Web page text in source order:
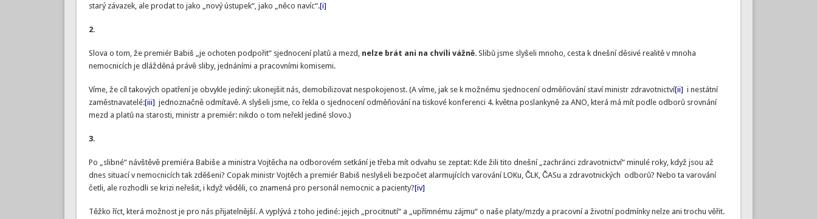
starý závazek, ale prodat to jako „nový ústupek“, jako „něco navíc“.[i]
2.
Slova o tom, že premiér Babiš „je ochoten podpořit“ sjednocení platů a mezd, nelze brát ani na chvíli vážně. Slibů jsme slyšeli mnoho, cesta k dnešní děsivé realitě v mnoha
nemocnicích je dlážděná právě sliby, jednáními a pracovními komisemi.
Víme, že cíl takových opatření je obvykle jediný: ukonejšit nás, demobilizovat nespokojenost. (A víme, jak se k možnému sjednocení odměňování staví ministr zdravotnictví[ii] i nestátní
zaměstnavatelé:[iii] jednoznačně odmítavě. A slyšeli jsme, co řekla o sjednocení odměňování na tiskové konferenci 4. května poslankyně za ANO, která má mít podle odborů srovnání
mezd a platů na starosti, ministr a premiér: nikdo o tom neřekl jediné slovo.)
3.
Po „slibné“ návštěvě premiéra Babiše a ministra Vojtěcha na odborovém setkání je třeba mít odvahu se zeptat: Kde žili tito dnešní „zachránci zdravotnictví“ minulé roky, když jsou až
dnes situací v nemocnicích tak zděšeni? Copak ministr Vojtěch a premiér Babiš neslyšeli bezpočet alarmujících varování LOKu, ČLK, ČASu a zdravotnických odborů? Nebo ta varování
četli, ale rozhodli se krizi neřešit, i když věděli, co znamená pro personál nemocnic a pacienty?[iv]
Těžko říct, která možnost je pro nás přijatelnější. A vyplývá z toho jediné: jejich „procitnutí“ a „upřímnému zájmu“ o naše platy/mzdy a pracovní a životní podmínky nelze ani trochu věřit.